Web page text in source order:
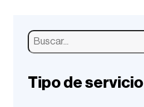
Buscar
Tipo de servicio